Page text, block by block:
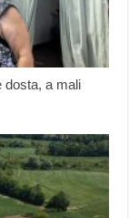
dosta, a mali